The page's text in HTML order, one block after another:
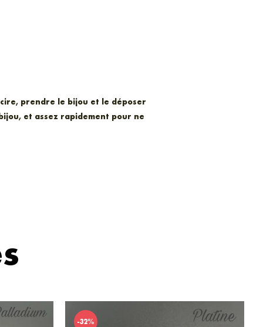
prendre le bijou et le déposer
et assez rapidement pour ne
-32%